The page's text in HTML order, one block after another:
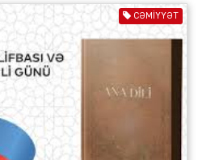
CƏMIYYƏT